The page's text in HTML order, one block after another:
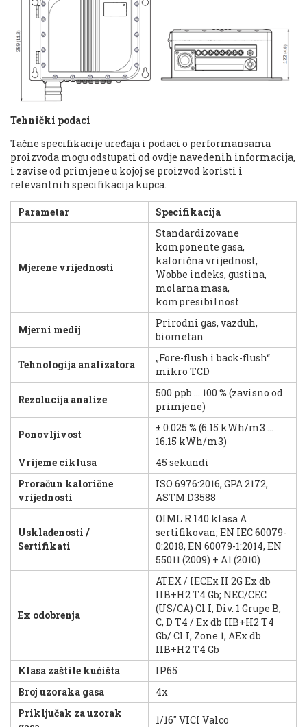
Tehnički podaci
Tačne specifikacije uređaja i podaci o performansama
proizvoda mogu odstupati od ovdje navedenih informacija,
i zavise od primjene u kojoj se proizvod koristi i
relevantnih specifikacija kupca.
Parametar Specifikacija
Mjerene vrijednosti
Standardizovane
komponente gasa,
kalorična vrijednost,
Wobbe indeks, gustina,
molarna masa,
kompresibilnost
Mjerni medij
Prirodni gas, vazduh,
biometan
Tehnologija analizatora
„Fore-flush i back-flush“
mikro TCD
Rezolucija analize
500 ppb ... 100 % (zavisno od
primjene)
Ponovljivost
± 0.025 % (6.15 kWh/m3 ...
16.15 kWh/m3)
Vrijeme ciklusa
45 sekundi
Proračun kalorične
vrijednosti
ISO 6976:2016, GPA 2172,
ASTM D3588
Usklađenosti /
Sertifikati
OIML R 140 klasa A
sertifikovan; EN IEC 60079-
0:2018, EN 60079-1:2014, EN
55011 (2009) + A1 (2010)
Ex odobrenja
ATEX / IECEx II 2G Ex db
IIB+H2 T4 Gb; NEC/CEC
(US/CA) Cl I, Div. 1 Grupe B,
C, D T4 / Ex db IIB+H2 T4
Gb/ Cl I, Zone 1, AEx db
IIB+H2 T4 Gb
Klasa zaštite kućišta
IP65
Broj uzoraka gasa
4x
Priključak za uzorak
1/16" VICI Valco